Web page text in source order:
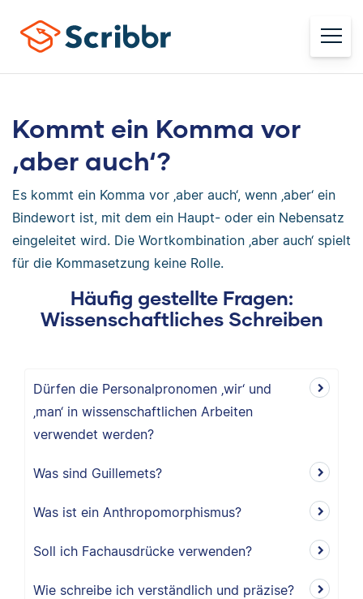
Kommt ein Komma vor
‚aber auch‘?
Es kommt ein Komma vor ‚aber auch‘, wenn ‚aber‘ ein
Bindewort ist, mit dem ein Haupt- oder ein Nebensatz
eingeleitet wird. Die Wortkombination ‚aber auch‘ spielt
für die Kommasetzung keine Rolle.
Häufig gestellte Fragen:
Wissenschaftliches Schreiben
Dürfen die Personalpronomen ‚wir‘ und
‚man‘ in wissenschaftlichen Arbeiten
verwendet werden?
Was sind Guillemets?
Was ist ein Anthropomorphismus?
Soll ich Fachausdrücke verwenden?
Wie schreibe ich verständlich und präzise?